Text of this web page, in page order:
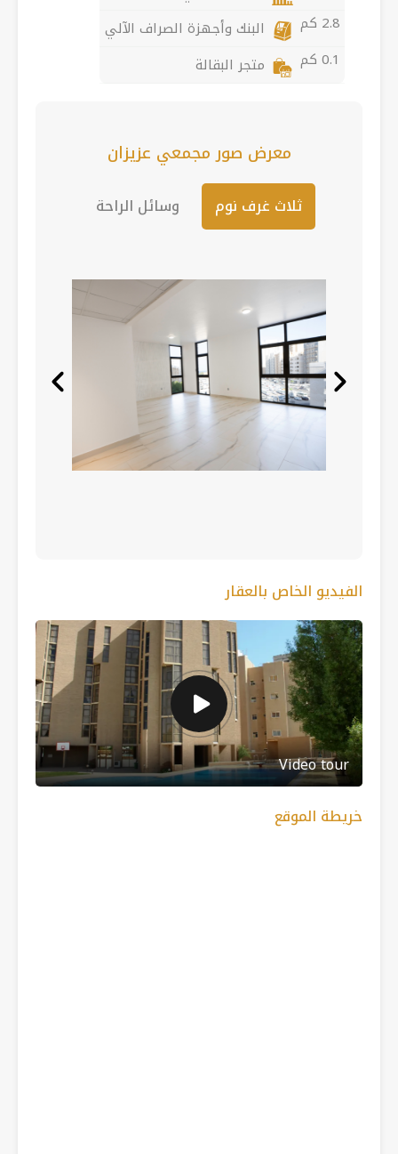
البنك وأجهزة الصراف الآلي
2.8 كم
متجر البقالة
0.1 كم
معرض صور مجمعي عزيزان
ثلاث غرف نوم وسائل الراحة
الفيديو الخاص بالعقار
Video tour
خريطة الموقع